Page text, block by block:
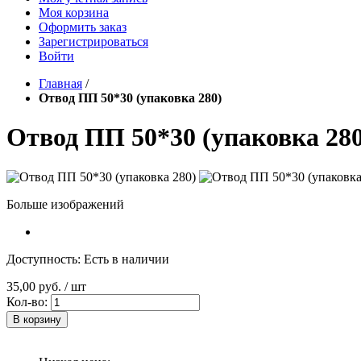
Моя корзина
Оформить заказ
Зарегистрироваться
Войти
Главная /
Отвод ПП 50*30 (упаковка 280)
Отвод ПП 50*30 (упаковка
Больше изображений
Доступность: Есть в наличии
35,00 руб. / шт
Кол-во:
В корзину